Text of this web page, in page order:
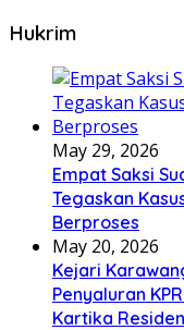
Hukrim
May 29, 2026
Empat Saksi
Tegaskan
Berproses
May 20, 2026
Kejari
Penyaluran
Kartika